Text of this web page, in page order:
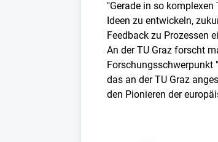
"Gerade in so
Ideen zu entwickeln,
Feedback zu Prozessen
An der TU Graz forscht
Forschungsschwerpunkt
das an der TU Graz
den Pionieren der